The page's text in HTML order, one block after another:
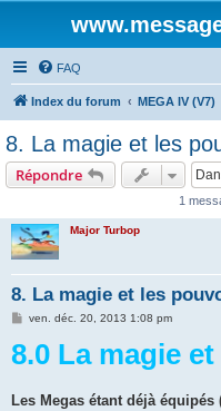
FAQ
Index du forum MEGA IV (V7)
8. La magie et les
Répondre
1
Major Turbop
8. La magie et les
M
s
s
e
ven. déc. 20, 2013 1:08 pm
8.0 La magie
Les Megas étant déjà